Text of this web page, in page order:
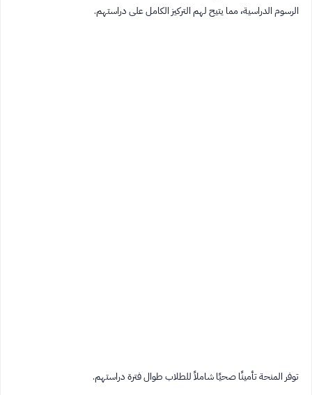
الرسوم الدراسية، مما يتيح لهم التركيز الكامل على دراستهم.
توفر المنحة تأمينًا صحيًا شاملاً للطلاب طوال فترة دراستهم.